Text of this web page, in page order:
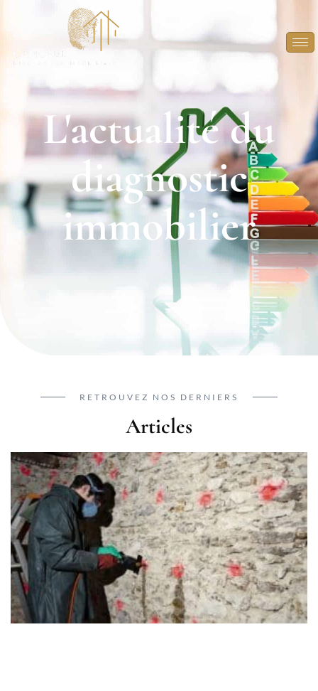
L'actualité du
diagnostic
immobilier
RETROUVEZ NOS DERNIERS
Articles